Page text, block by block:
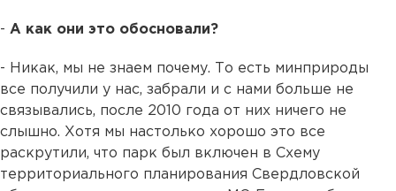
- А как они это обосновали?
- Никак, мы не знаем почему. То есть минприроды
все получили у нас, забрали и с нами больше не
связывались, после 2010 года от них ничего не
слышно. Хотя мы настолько хорошо это все
раскрутили, что парк был включен в Схему
территориального планирования Свердловской